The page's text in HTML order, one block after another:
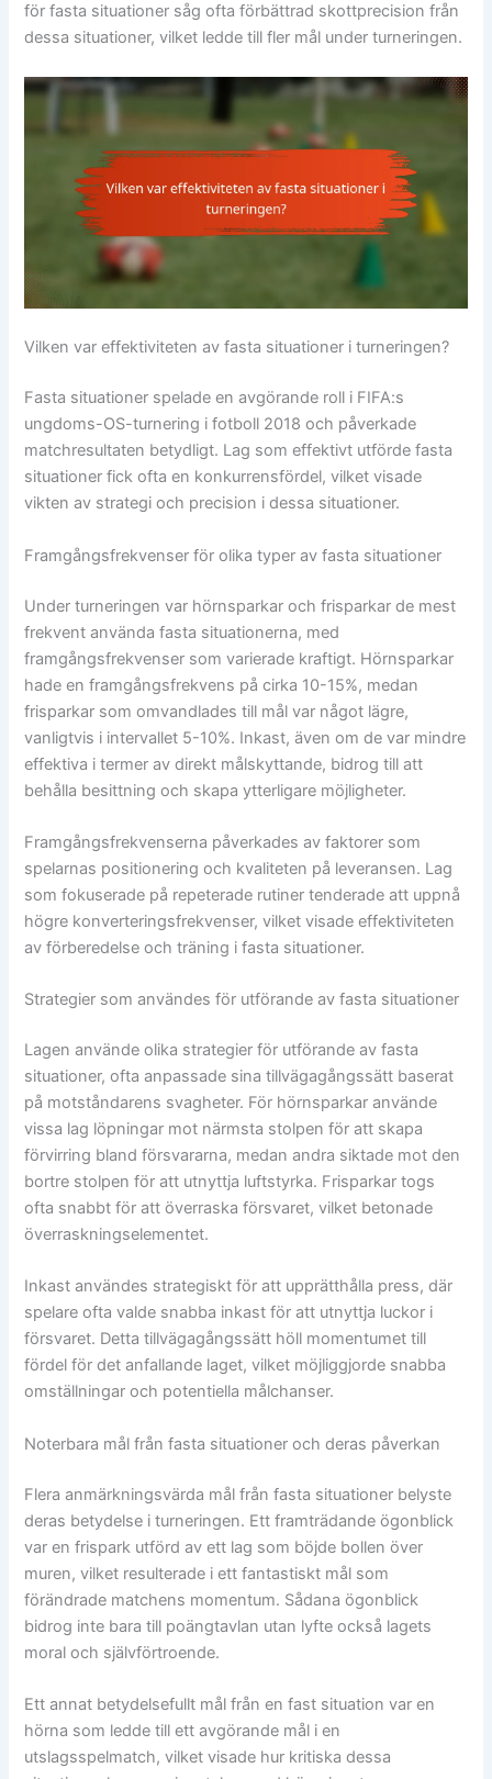
för fasta situationer såg ofta förbättrad skottprecision från
dessa situationer, vilket ledde till fler mål under turneringen.
Vilken var effektiviteten av fasta situationer i turneringen?
Fasta situationer spelade en avgörande roll i FIFA:s
ungdoms-OS-turnering i fotboll 2018 och påverkade
matchresultaten betydligt. Lag som effektivt utförde fasta
situationer fick ofta en konkurrensfördel, vilket visade
vikten av strategi och precision i dessa situationer.
Framgångsfrekvenser för olika typer av fasta situationer
Under turneringen var hörnsparkar och frisparkar de mest
frekvent använda fasta situationerna, med
framgångsfrekvenser som varierade kraftigt. Hörnsparkar
hade en framgångsfrekvens på cirka 10-15%, medan
frisparkar som omvandlades till mål var något lägre,
vanligtvis i intervallet 5-10%. Inkast, även om de var mindre
effektiva i termer av direkt målskyttande, bidrog till att
behålla besittning och skapa ytterligare möjligheter.
Framgångsfrekvenserna påverkades av faktorer som
spelarnas positionering och kvaliteten på leveransen. Lag
som fokuserade på repeterade rutiner tenderade att uppnå
högre konverteringsfrekvenser, vilket visade effektiviteten
av förberedelse och träning i fasta situationer.
Strategier som användes för utförande av fasta situationer
Lagen använde olika strategier för utförande av fasta
situationer, ofta anpassade sina tillvägagångssätt baserat
på motståndarens svagheter. För hörnsparkar använde
vissa lag löpningar mot närmsta stolpen för att skapa
förvirring bland försvararna, medan andra siktade mot den
bortre stolpen för att utnyttja luftstyrka. Frisparkar togs
ofta snabbt för att överraska försvaret, vilket betonade
överraskningselementet.
Inkast användes strategiskt för att upprätthålla press, där
spelare ofta valde snabba inkast för att utnyttja luckor i
försvaret. Detta tillvägagångssätt höll momentumet till
fördel för det anfallande laget, vilket möjliggjorde snabba
omställningar och potentiella målchanser.
Noterbara mål från fasta situationer och deras påverkan
Flera anmärkningsvärda mål från fasta situationer belyste
deras betydelse i turneringen. Ett framträdande ögonblick
var en frispark utförd av ett lag som böjde bollen över
muren, vilket resulterade i ett fantastiskt mål som
förändrade matchens momentum. Sådana ögonblick
bidrog inte bara till poängtavlan utan lyfte också lagets
moral och självförtroende.
Ett annat betydelsefullt mål från en fast situation var en
hörna som ledde till ett avgörande mål i en
utslagsspelmatch, vilket visade hur kritiska dessa